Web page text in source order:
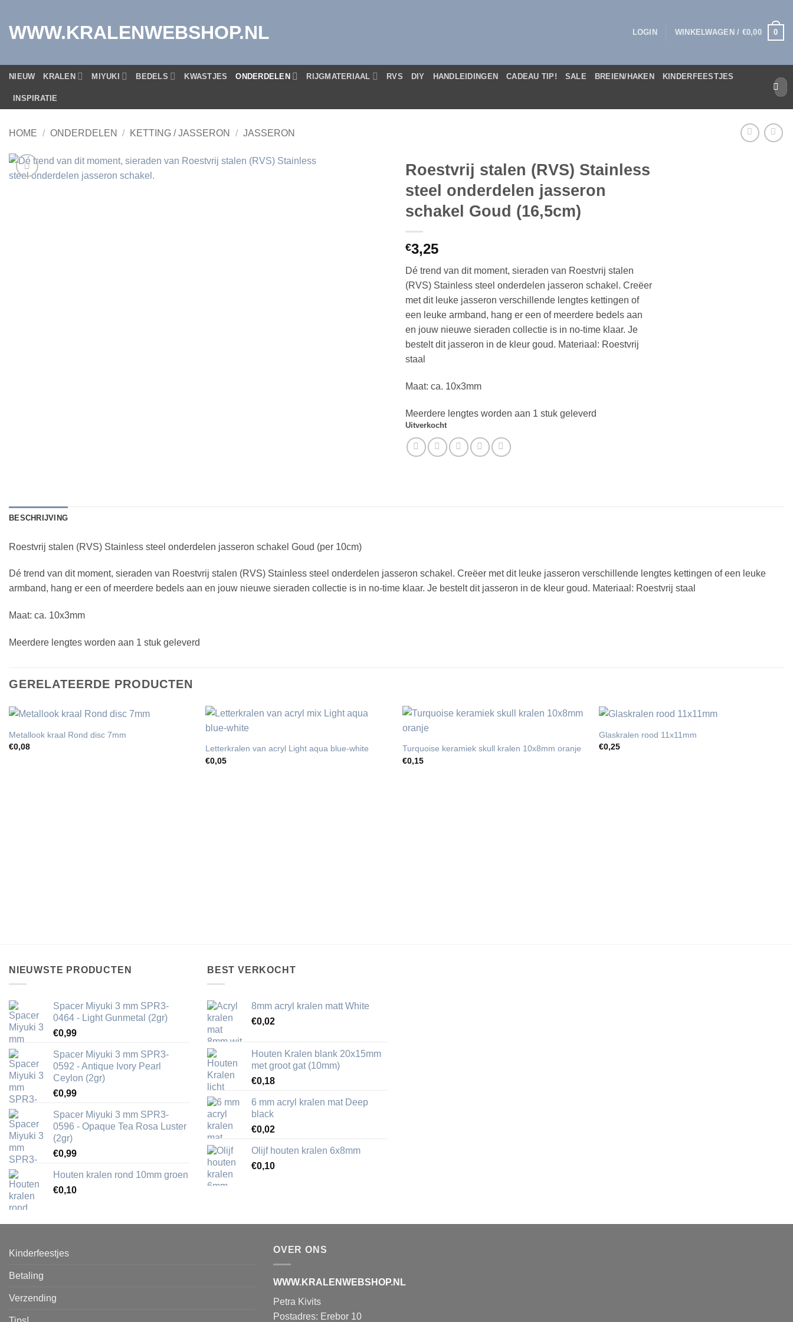
inhoud
WWW.KRALENWEBSHOP.NL LOGIN WINKELWAGEN / €0,00 0
NIEUW KRALEN MIYUKI BEDELS KWASTJES ONDERDELEN RIJGMATERIAAL RVS DIY HANDLEIDINGEN CADEAU TIP! SALE BREIEN/HAKEN KINDERFEESTJES
INSPIRATIE
naar:
HOME / ONDERDELEN / KETTING / JASSERON / JASSERON
Roestvrij stalen (RVS) Stainless
steel onderdelen jasseron
schakel Goud (16,5cm)
€3,25
Dé trend van dit moment, sieraden van Roestvrij stalen
(RVS) Stainless steel onderdelen jasseron schakel. Creëer
met dit leuke jasseron verschillende lengtes kettingen of
een leuke armband, hang er een of meerdere bedels aan
en jouw nieuwe sieraden collectie is in no-time klaar. Je
bestelt dit jasseron in de kleur goud. Materiaal: Roestvrij
staal
Maat: ca. 10x3mm
Meerdere lengtes worden aan 1 stuk geleverd
Uitverkocht
BESCHRIJVING
Roestvrij stalen (RVS) Stainless steel onderdelen jasseron schakel Goud (per 10cm)
Dé trend van dit moment, sieraden van Roestvrij stalen (RVS) Stainless steel onderdelen jasseron schakel. Creëer met dit leuke jasseron verschillende lengtes kettingen of een leuke
armband, hang er een of meerdere bedels aan en jouw nieuwe sieraden collectie is in no-time klaar. Je bestelt dit jasseron in de kleur goud. Materiaal: Roestvrij staal
Maat: ca. 10x3mm
Meerdere lengtes worden aan 1 stuk geleverd
GERELATEERDE PRODUCTEN
Metallook kraal Rond disc 7mm
€0,08
Letterkralen van acryl Light aqua blue-white
€0,05
Turquoise keramiek skull kralen 10x8mm oranje
€0,15
Glaskralen rood 11x11mm
€0,25
NIEUWSTE PRODUCTEN
Spacer Miyuki 3 mm SPR3-
0464 - Light Gunmetal (2gr)
€0,99
Spacer Miyuki 3 mm SPR3-
0592 - Antique Ivory Pearl
Ceylon (2gr)
€0,99
Spacer Miyuki 3 mm SPR3-
0596 - Opaque Tea Rosa Luster
(2gr)
€0,99
Houten kralen rond 10mm groen
€0,10
BEST VERKOCHT
8mm acryl kralen matt White
€0,02
Houten Kralen blank 20x15mm
met groot gat (10mm)
€0,18
6 mm acryl kralen mat Deep
black
€0,02
Olijf houten kralen 6x8mm
€0,10
Kinderfeestjes
Betaling
Verzending
OVER ONS
WWW.KRALENWEBSHOP.NL
Petra Kivits
Postadres: Erebor 10